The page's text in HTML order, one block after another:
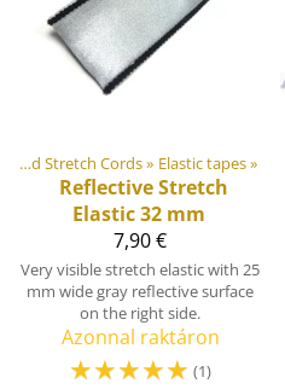
Elastic Tapes and Stretch Cords‪» Elastic tapes‪»
Reflective Stretch
Elastic 32 mm
7,90 €
Very visible stretch elastic with 25
mm wide gray reflective surface
on the right side.
Azonnal raktáron
☆☆☆☆☆ (1)